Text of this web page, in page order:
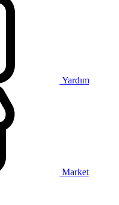
Yardım
Market